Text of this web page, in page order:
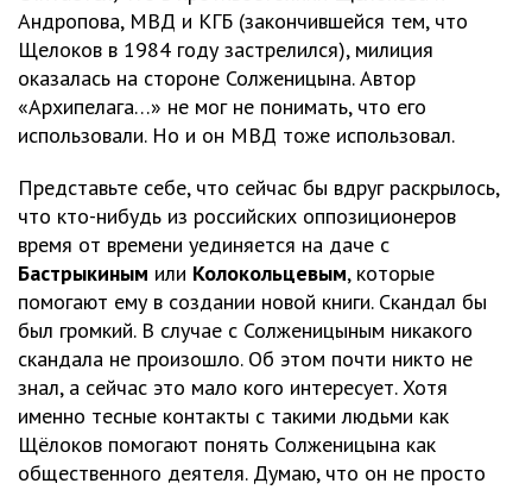
Андропова, МВД и КГБ (закончившейся тем, что
Щелоков в 1984 году застрелился), милиция
оказалась на стороне Солженицына. Автор
«Архипелага…» не мог не понимать, что его
использовали. Но и он МВД тоже использовал.
Представьте себе, что сейчас бы вдруг раскрылось,
что кто-нибудь из российских оппозиционеров
время от времени уединяется на даче с
Бастрыкиным или Колокольцевым, которые
помогают ему в создании новой книги. Скандал бы
был громкий. В случае с Солженицыным никакого
скандала не произошло. Об этом почти никто не
знал, а сейчас это мало кого интересует. Хотя
именно тесные контакты с такими людьми как
Щёлоков помогают понять Солженицына как
общественного деятеля. Думаю, что он не просто